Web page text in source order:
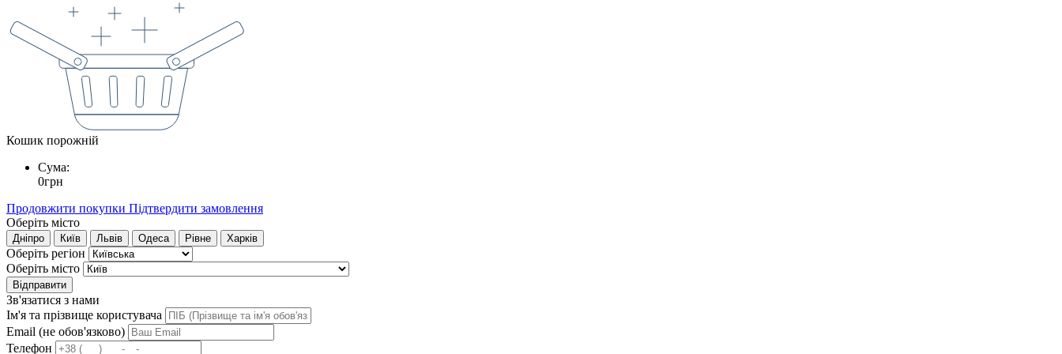
Кошик порожній
Сума:
0грн
Продовжити покупки Підтвердити замовлення
Оберіть місто
Дніпро Київ Львів Одеса Рівне Харків
Оберіть регіон
Оберіть місто
Відправити
Зв'язатися з нами
Ім'я та прізвище користувача
Email (не обов'язково)
Телефон